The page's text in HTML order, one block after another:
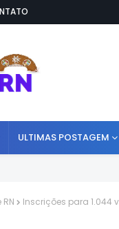
ULTIMAS POSTAGEM
Inscrições para 1.044